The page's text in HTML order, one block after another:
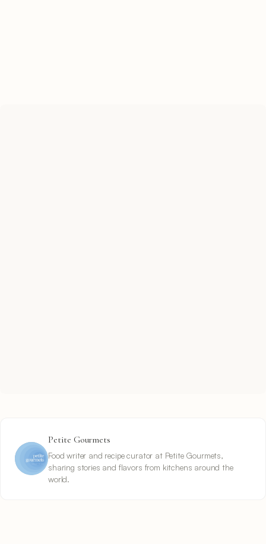
Petite Gourmets
Food writer and recipe curator at Petite Gourmets,
sharing stories and flavors from kitchens around the
world.